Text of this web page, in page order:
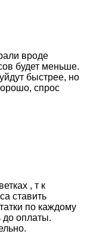
вроде
будет меньше.
быстрее, но
спрос
, т к
ставить
по каждому
до оплаты.